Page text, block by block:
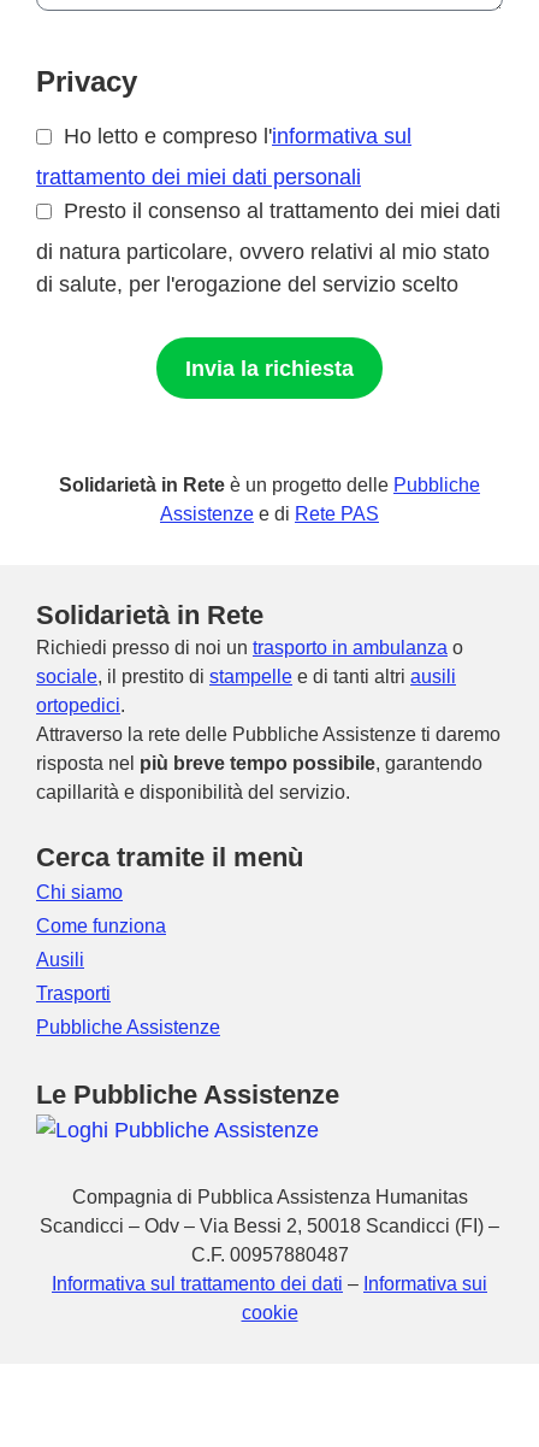
Privacy
Ho letto e compreso l'informativa sul
trattamento dei miei dati personali
Presto il consenso al trattamento dei miei dati
di natura particolare, ovvero relativi al mio stato
di salute, per l'erogazione del servizio scelto
Invia la richiesta
Solidarietà in Rete è un progetto delle Pubbliche
Assistenze e di Rete PAS
Solidarietà in Rete
Richiedi presso di noi un trasporto in ambulanza o
sociale, il prestito di stampelle e di tanti altri ausili
ortopedici.
Attraverso la rete delle Pubbliche Assistenze ti daremo
risposta nel più breve tempo possibile, garantendo
capillarità e disponibilità del servizio.
Cerca tramite il menù
Chi siamo
Come funziona
Ausili
Trasporti
Pubbliche Assistenze
Le Pubbliche Assistenze
Compagnia di Pubblica Assistenza Humanitas
Scandicci – Odv – Via Bessi 2, 50018 Scandicci (FI) –
C.F. 00957880487
Informativa sul trattamento dei dati – Informativa sui
cookie